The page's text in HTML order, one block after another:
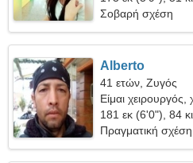
Σοβαρή σχέση
Alberto
41 ετών, Ζυγός
Είμαι χειρουργός,
γυναίκα
181 εκ (6'0"), 84
Πραγματική σχέση